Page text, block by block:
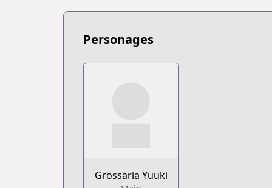
Personages
Grossaria Yuuki